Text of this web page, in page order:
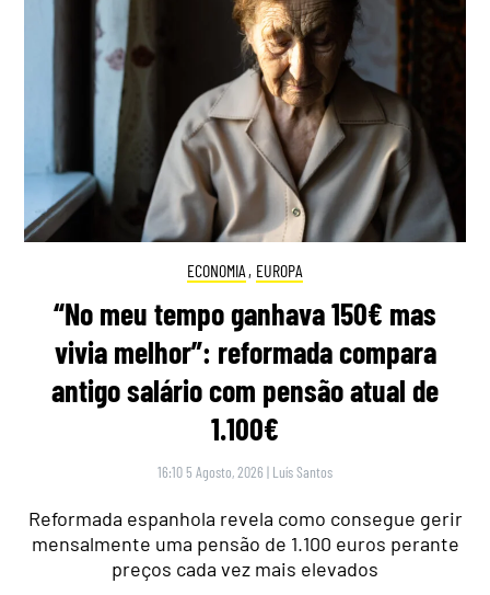
ECONOMIA , EUROPA
“No meu tempo ganhava 150€ mas
vivia melhor”: reformada compara
antigo salário com pensão atual de
1.100€
16:10 5 Agosto, 2026 | Luís Santos
Reformada espanhola revela como consegue gerir
mensalmente uma pensão de 1.100 euros perante
preços cada vez mais elevados